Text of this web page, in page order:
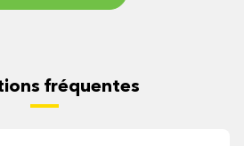
fréquentes